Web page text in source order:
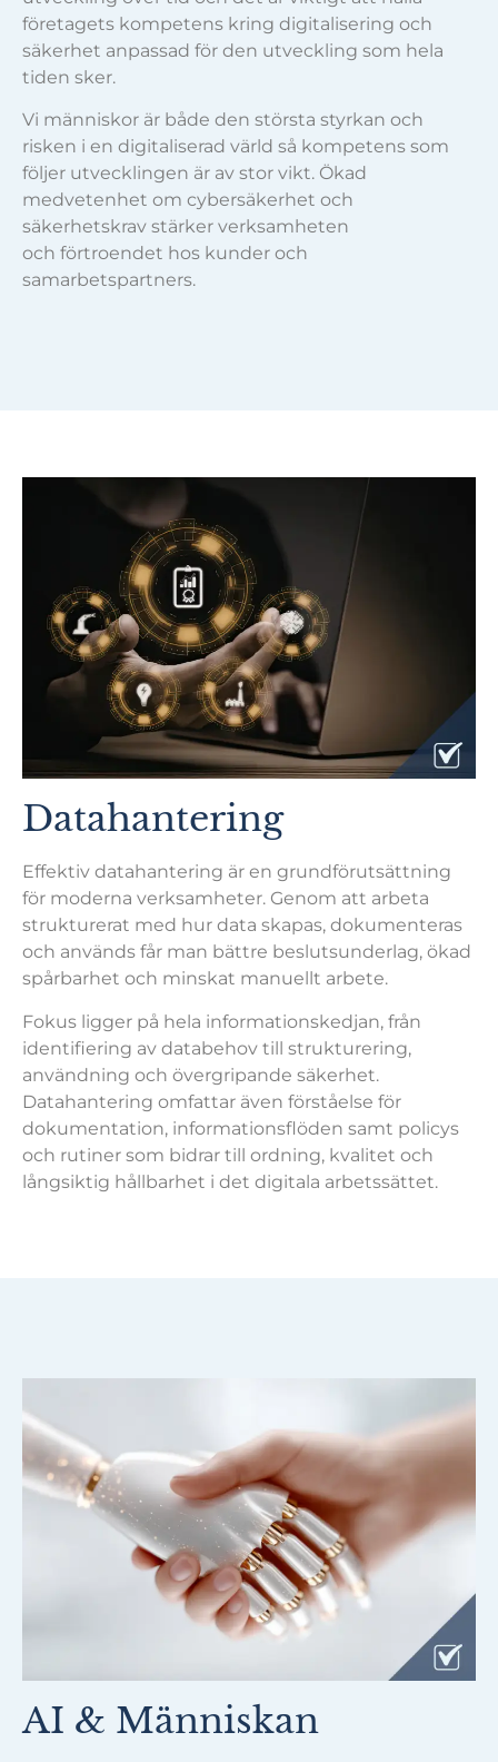
företagets kompetens kring digitalisering och
säkerhet anpassad för den utveckling som hela
tiden sker.
Vi människor är både den största styrkan och
risken i en digitaliserad värld så kompetens som
följer utvecklingen är av stor vikt. Ökad
medvetenhet om cybersäkerhet och
säkerhetskrav stärker verksamheten
och förtroendet hos kunder och
samarbetspartners.
Datahantering
Effektiv datahantering är en grundförutsättning
för moderna verksamheter. Genom att arbeta
strukturerat med hur data skapas, dokumenteras
och används får man bättre beslutsunderlag, ökad
spårbarhet och minskat manuellt arbete.
Fokus ligger på hela informationskedjan, från
identifiering av databehov till strukturering,
användning och övergripande säkerhet.
Datahantering omfattar även förståelse för
dokumentation, informationsflöden samt policys
och rutiner som bidrar till ordning, kvalitet och
långsiktig hållbarhet i det digitala arbetssättet.
AI & Människan